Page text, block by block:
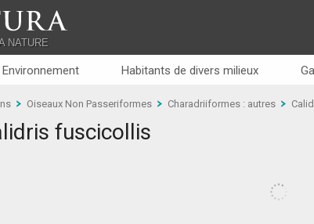
NATURE
Environnement Habitants de divers milieux
Oiseaux Non Passeriformes Charadriiformes : autres
fuscicollis